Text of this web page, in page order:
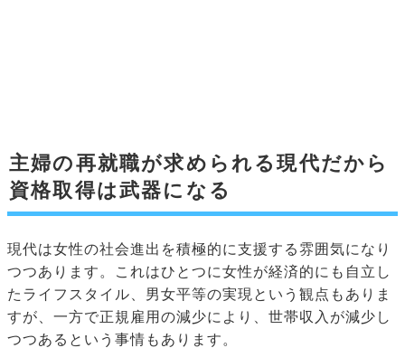
主婦の再就職が求められる現代だから
資格取得は武器になる
現代は女性の社会進出を積極的に支援する雰囲気になり
つつあります。これはひとつに女性が経済的にも自立し
たライフスタイル、男女平等の実現という観点もありま
すが、一方で正規雇用の減少により、世帯収入が減少し
つつあるという事情もあります。